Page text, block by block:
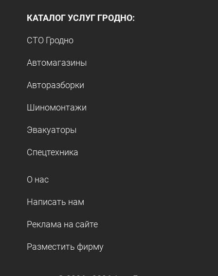
КАТАЛОГ УСЛУГ ГРОДНО:
СТО Гродно
Автомагазины
Авторазборки
Шиномонтажи
Эвакуаторы
Спецтехника
О нас
Написать нам
Реклама на сайте
Разместить фирму